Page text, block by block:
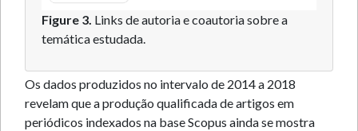
Figure 3. Links de autoria e coautoria sobre a
temática estudada.
Os dados produzidos no intervalo de 2014 a 2018
revelam que a produção qualificada de artigos em
periódicos indexados na base Scopus ainda se mostra